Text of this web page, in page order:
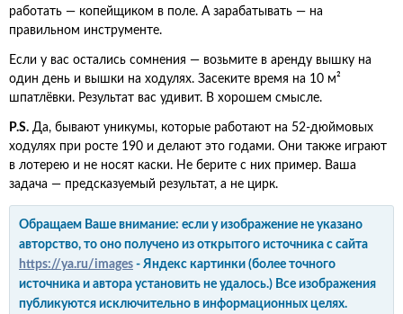
работать — копейщиком в поле. А зарабатывать — на
правильном инструменте.
Если у вас остались сомнения — возьмите в аренду вышку на
один день и вышки на ходулях. Засеките время на 10 м²
шпатлёвки. Результат вас удивит. В хорошем смысле.
P.S. Да, бывают уникумы, которые работают на 52-дюймовых
ходулях при росте 190 и делают это годами. Они также играют
в лотерею и не носят каски. Не берите с них пример. Ваша
задача — предсказуемый результат, а не цирк.
Обращаем Ваше внимание: если у изображение не указано
авторство, то оно получено из открытого источника с сайта
https://ya.ru/images - Яндекс картинки (более точного
источника и автора установить не удалось.) Все изображения
публикуются исключительно в информационных целях.